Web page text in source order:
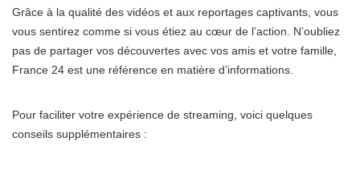
Grâce à la qualité des vidéos et aux reportages captivants, vous
vous sentirez comme si vous étiez au cœur de l’action. N’oubliez
pas de partager vos découvertes avec vos amis et votre famille,
France 24 est une référence en matière d’informations.
Pour faciliter votre expérience de streaming, voici quelques
conseils supplémentaires :